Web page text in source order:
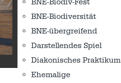
BNE-Biodiv-Fest
BNE-Biodiversität
BNE-übergreifend
Darstellendes Spiel
Diakonisches Praktikum
Ehemalige